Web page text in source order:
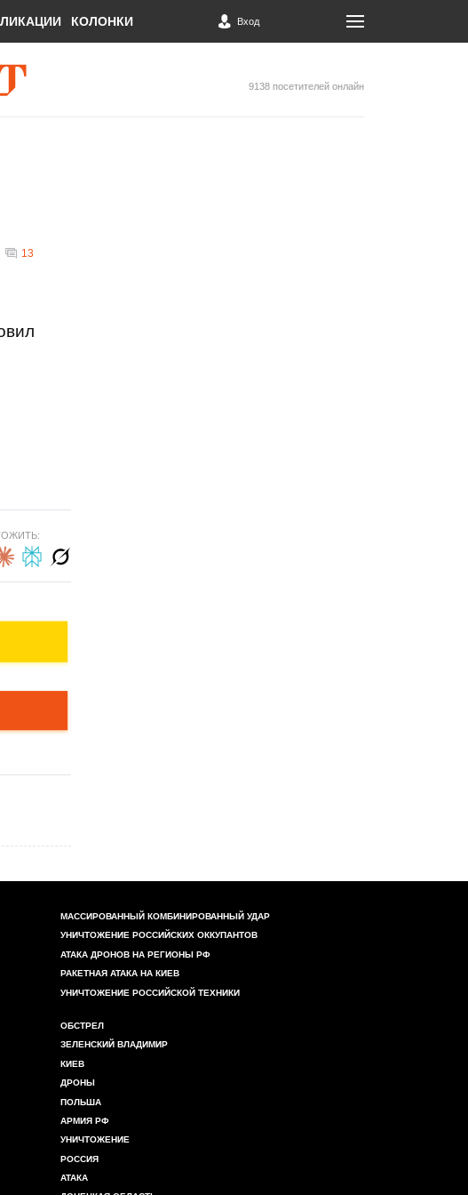
КОЛОНКИ Вход
9138 посетителей онлайн
13
МАССИРОВАННЫЙ КОМБИНИРОВАННЫЙ УДАР
УНИЧТОЖЕНИЕ РОССИЙСКИХ ОККУПАНТОВ
АТАКА ДРОНОВ НА РЕГИОНЫ РФ
РАКЕТНАЯ АТАКА НА КИЕВ
УНИЧТОЖЕНИЕ РОССИЙСКОЙ ТЕХНИКИ
ОБСТРЕЛ
ЗЕЛЕНСКИЙ ВЛАДИМИР
КИЕВ
ДРОНЫ
ПОЛЬША
АРМИЯ РФ
УНИЧТОЖЕНИЕ
РОССИЯ
АТАКА